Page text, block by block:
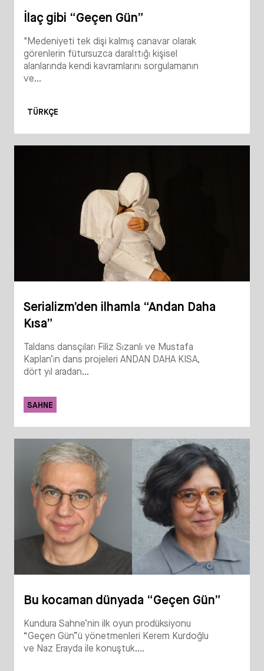
İlaç gibi “Geçen Gün”
"Medeniyeti tek dişi kalmış canavar olarak
görenlerin fütursuzca daralttığı kişisel
alanlarında kendi kavramlarını sorgulamanın
ve...
TÜRKÇE
Serializm’den ilhamla “Andan Daha
Kısa”
Taldans dansçıları Filiz Sızanlı ve Mustafa
Kaplan’ın dans projeleri ANDAN DAHA KISA,
dört yıl aradan...
SAHNE
Bu kocaman dünyada “Geçen Gün”
Kundura Sahne’nin ilk oyun prodüksiyonu
“Geçen Gün”ü yönetmenleri Kerem Kurdoğlu
ve Naz Erayda ile konuştuk....